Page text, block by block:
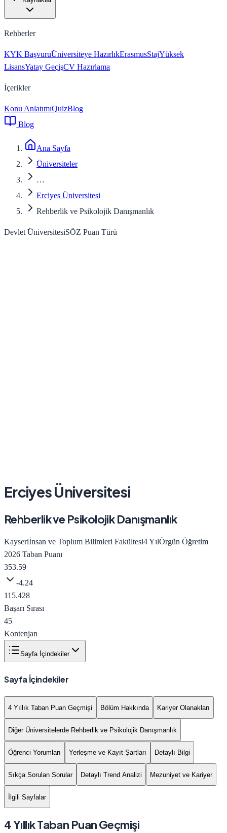
Rehberler
KYK BaşvuruÜniversiteye HazırlıkErasmusStajYüksek
LisansYatay GeçişCV Hazırlama
İçerikler
Konu AnlatımıQuizBlog
Blog
Ana Sayfa
Üniversiteler
…
Erciyes Üniversitesi
Rehberlik ve Psikolojik Danışmanlık
Devlet ÜniversitesiSÖZ Puan Türü
Erciyes Üniversitesi
Rehberlik ve Psikolojik Danışmanlık
Kayseriİnsan ve Toplum Bilimleri Fakültesi4YılÖrgün Öğretim
2026 Taban Puanı
353.59
-4.24
115.428
Başarı Sırası
45
Kontenjan
Sayfa İçindekiler
Sayfa İçindekiler
4 Yıllık Taban Puan Geçmişi Bölüm Hakkında Kariyer Olanakları
Diğer Üniversitelerde Rehberlik ve Psikolojik Danışmanlık
Öğrenci Yorumları Yerleşme ve Kayıt Şartları Detaylı Bilgi
Sıkça Sorulan Sorular Detaylı Trend Analizi Mezuniyet ve Kariyer
İlgili Sayfalar
4 Yıllık Taban Puan Geçmişi